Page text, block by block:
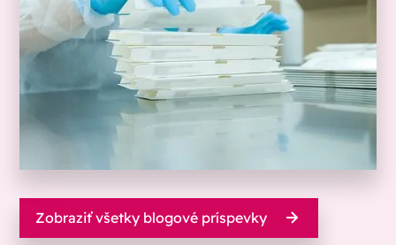
Zobraziť všetky blogové príspevky